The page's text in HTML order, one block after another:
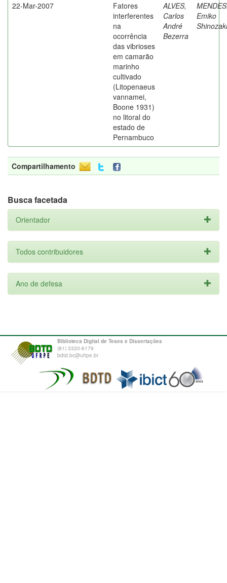
22-Mar-2007
Fatores
interferentes
na
ocorrência
das vibrioses
em camarão
marinho
cultivado
(Litopenaeus
vannamei,
Boone 1931)
no litoral do
estado de
Pernambuco
ALVES,
Carlos
André
Bezerra
Emiko
Shinozaki
Compartilhamento
Busca facetada
Orientador
Todos contribuidores
Ano de defesa
Biblioteca Digital de Teses e Dissertações
(81) 3320-6179
bdtd.bc@ufrpe.br